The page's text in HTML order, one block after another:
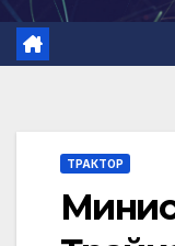
ТРАКТОР